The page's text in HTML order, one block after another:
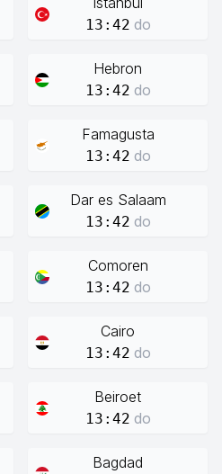
13:42 do
Hebron
13:42 do
Famagusta
13:42 do
Dar es Salaam
13:42 do
Comoren
13:42 do
Cairo
13:42 do
Beiroet
13:42 do
Bagdad